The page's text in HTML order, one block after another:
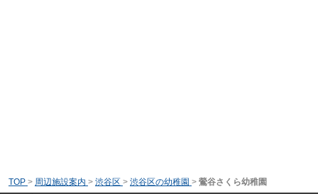
TOP > 周辺施設案内 > 渋谷区 > 渋谷区の幼稚園 > 鶯谷さくら幼稚園